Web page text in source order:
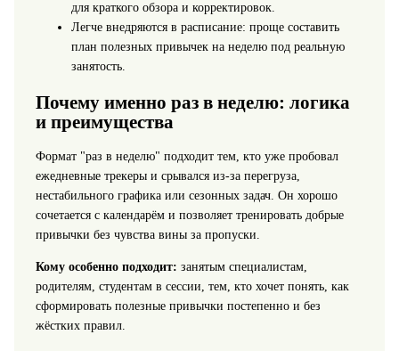
для краткого обзора и корректировок.
Легче внедряются в расписание: проще составить
план полезных привычек на неделю под реальную
занятость.
Почему именно раз в неделю: логика
и преимущества
Формат "раз в неделю" подходит тем, кто уже пробовал
ежедневные трекеры и срывался из‑за перегруза,
нестабильного графика или сезонных задач. Он хорошо
сочетается с календарём и позволяет тренировать добрые
привычки без чувства вины за пропуски.
Кому особенно подходит: занятым специалистам,
родителям, студентам в сессии, тем, кто хочет понять, как
сформировать полезные привычки постепенно и без
жёстких правил.